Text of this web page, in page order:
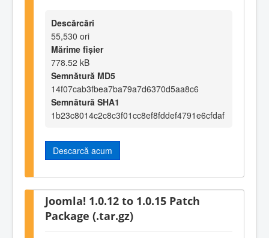
Descărcări
55,530 ori
Mărime fișier
778.52 kB
Semnătură MD5
14f07cab3fbea7ba79a7d6370d5aa8c6
Semnătură SHA1
1b23c8014c2c8c3f01cc8ef8fddef4791e6cfdaf
Descarcă acum
Joomla! 1.0.12 to 1.0.15 Patch
Package (.tar.gz)